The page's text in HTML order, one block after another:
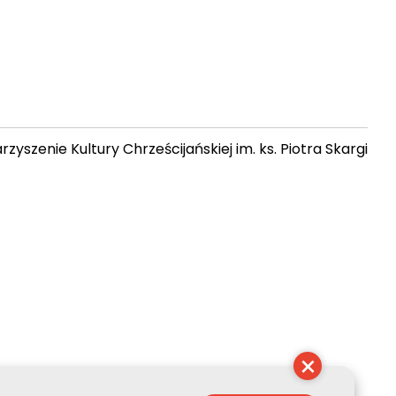
Kultury Chrześcijańskiej im. ks. Piotra Skargi
×